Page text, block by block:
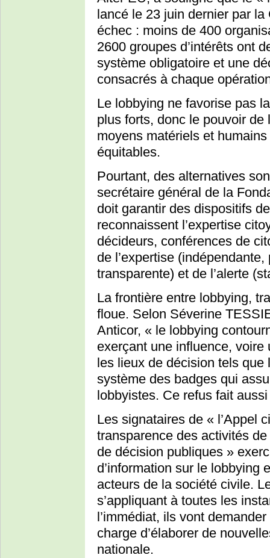
lancé le 23 juin dernier par
échec : moins de 400
2600 groupes d’intérêts ont
système obligatoire et une
consacrés à chaque
Le lobbying ne favorise pas
plus forts, donc le pouvoir de
moyens matériels et
équitables.
Pourtant, des alternatives
secrétaire général de la
doit garantir des dispositifs
reconnaissent l’expertise
décideurs, conférences de
de l’expertise
transparente) et de l’alerte
La frontière entre lobbying,
floue. Selon Séverine
Anticor, « le lobbying
exerçant une influence,
les lieux de décision tels que
système des badges qui
lobbyistes. Ce refus fait
Les signataires de « l’Appel
transparence des activités
de décision publiques »
d’information sur le lobbying
acteurs de la société civile.
s’appliquant à toutes les
l’immédiat, ils vont
charge d’élaborer de
nationale.